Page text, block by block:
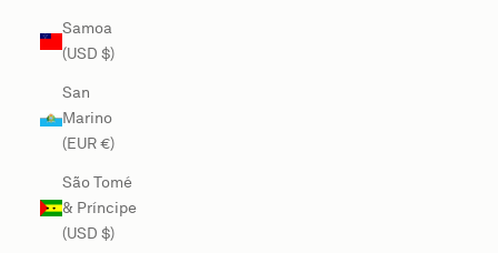
Samoa
(USD $)
San
Marino
(EUR €)
São Tomé
& Príncipe
(USD $)